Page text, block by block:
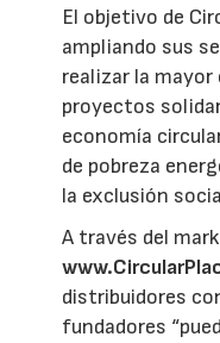
El objetivo de
ampliando sus
realizar la mayor
proyectos
economía
de pobreza
la exclusión
A través del
distribuidores
fundadores